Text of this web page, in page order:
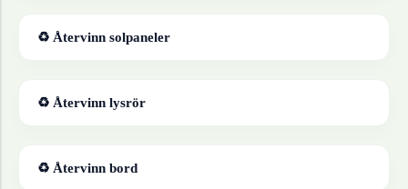
♻ Återvinn solpaneler
♻ Återvinn lysrör
♻ Återvinn bord